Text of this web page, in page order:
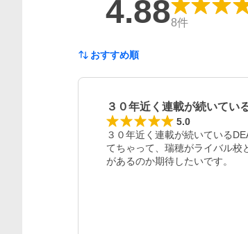
4.888件
おすすめ順
３０年近く連載が続いて
5.0
３０年近く連載が続いている
てちゃって、瑞穂がライバル校
があるのか期待したいです。